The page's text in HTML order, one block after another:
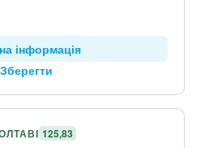
інформація
Зберегти
125,83